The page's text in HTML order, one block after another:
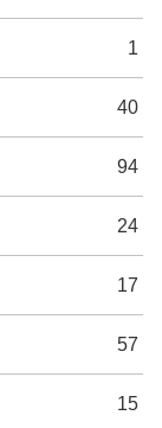
1
40
94
24
17
57
15